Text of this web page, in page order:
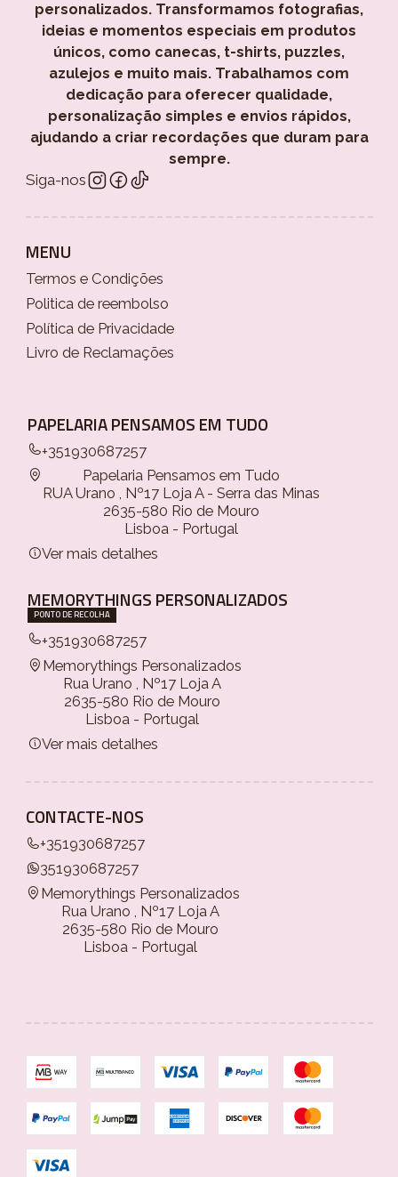
personalizados. Transformamos fotografias,
ideias e momentos especiais em produtos
únicos, como canecas, t-shirts, puzzles,
azulejos e muito mais. Trabalhamos com
dedicação para oferecer qualidade,
personalização simples e envios rápidos,
ajudando a criar recordações que duram para
sempre.
Siga-nos
MENU
Termos e Condições
Politica de reembolso
Política de Privacidade
Livro de Reclamações
PAPELARIA PENSAMOS EM TUDO
+351930687257
Papelaria Pensamos em Tudo
RUA Urano , Nº17 Loja A - Serra das Minas
2635-580 Rio de Mouro
Lisboa - Portugal
Ver mais detalhes
MEMORYTHINGS PERSONALIZADOS
PONTO DE RECOLHA
+351930687257
Memorythings Personalizados
Rua Urano , Nº17 Loja A
2635-580 Rio de Mouro
Lisboa - Portugal
Ver mais detalhes
CONTACTE-NOS
+351930687257
351930687257
Memorythings Personalizados
Rua Urano , Nº17 Loja A
2635-580 Rio de Mouro
Lisboa - Portugal